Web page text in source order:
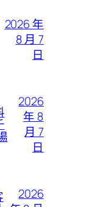
2026 年
8 月 7
日
2026
年 8
月 7
日
2026